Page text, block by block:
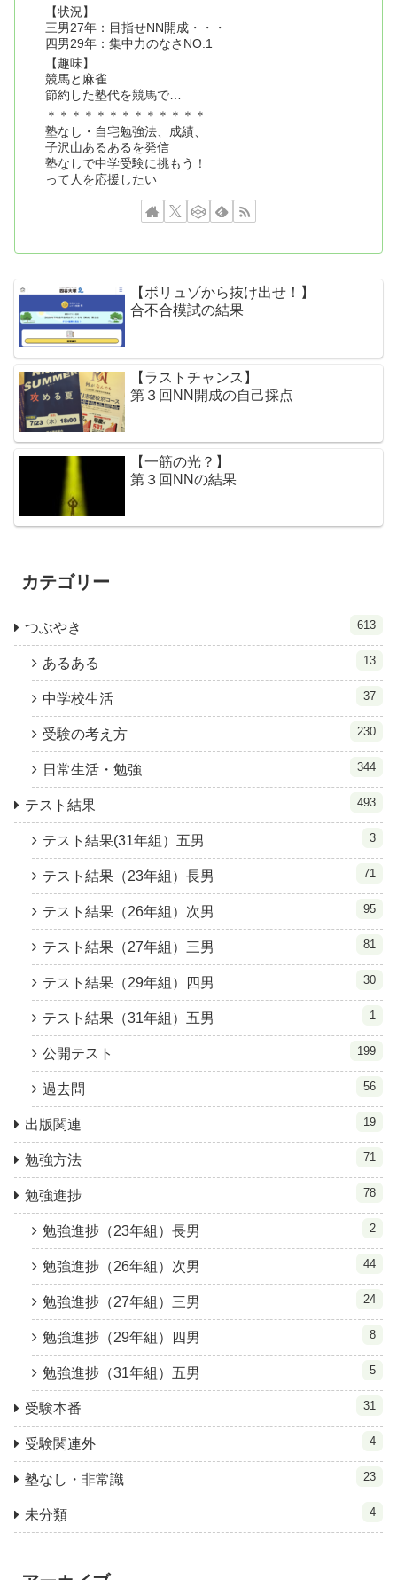
【状況】
三男27年：目指せNN開成・・・
四男29年：集中力のなさNO.1
【趣味】
競馬と麻雀
節約した塾代を競馬で…
＊＊＊＊＊＊＊＊＊＊＊＊＊
塾なし・自宅勉強法、成績、
子沢山あるあるを発信
塾なしで中学受験に挑もう！
って人を応援したい
【ボリュゾから抜け出せ！】
合不合模試の結果
【ラストチャンス】
第３回NN開成の自己採点
【一筋の光？】
第３回NNの結果
カテゴリー
つぶやき 613
あるある 13
中学校生活 37
受験の考え方 230
日常生活・勉強 344
テスト結果 493
テスト結果(31年組）五男 3
テスト結果（23年組）長男 71
テスト結果（26年組）次男 95
テスト結果（27年組）三男 81
テスト結果（29年組）四男 30
テスト結果（31年組）五男 1
公開テスト 199
過去問 56
出版関連 19
勉強方法 71
勉強進捗 78
勉強進捗（23年組）長男 2
勉強進捗（26年組）次男 44
勉強進捗（27年組）三男 24
勉強進捗（29年組）四男 8
勉強進捗（31年組）五男 5
受験本番 31
受験関連外 4
塾なし・非常識 23
未分類 4